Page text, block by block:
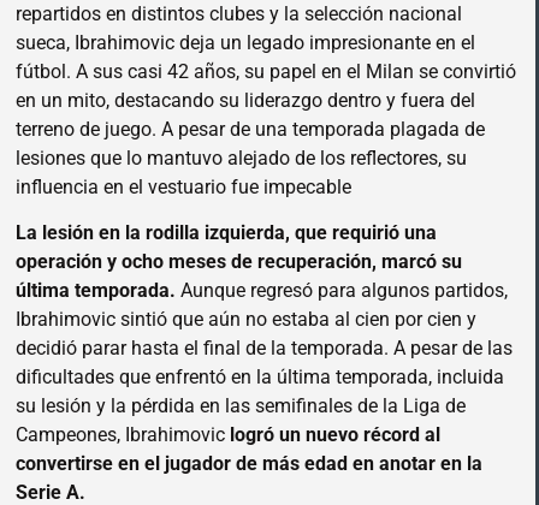
repartidos en distintos clubes y la selección nacional
sueca, Ibrahimovic deja un legado impresionante en el
fútbol. A sus casi 42 años, su papel en el Milan se convirtió
en un mito, destacando su liderazgo dentro y fuera del
terreno de juego. A pesar de una temporada plagada de
lesiones que lo mantuvo alejado de los reflectores, su
influencia en el vestuario fue impecable
La lesión en la rodilla izquierda, que requirió una
operación y ocho meses de recuperación, marcó su
última temporada. Aunque regresó para algunos partidos,
Ibrahimovic sintió que aún no estaba al cien por cien y
decidió parar hasta el final de la temporada. A pesar de las
dificultades que enfrentó en la última temporada, incluida
su lesión y la pérdida en las semifinales de la Liga de
Campeones, Ibrahimovic logró un nuevo récord al
convertirse en el jugador de más edad en anotar en la
Serie A.